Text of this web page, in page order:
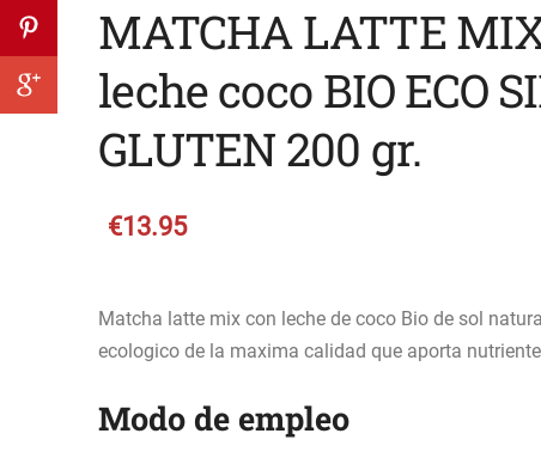
MATCHA LATTE
leche coco BIO ECO
GLUTEN 200 gr.
€13.95
Matcha latte mix con leche de coco Bio de sol
ecologico de la maxima calidad que aporta
Modo de empleo